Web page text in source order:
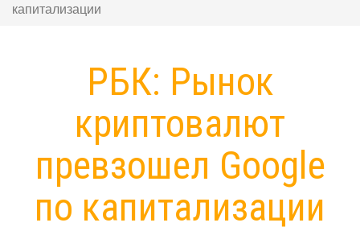
капитализации
РБК: Рынок
криптовалют
превзошел Google
по капитализации